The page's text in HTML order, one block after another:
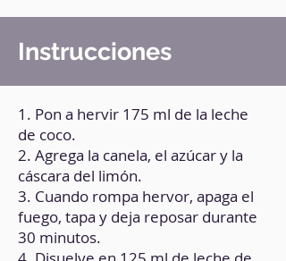
Instrucciones
1. Pon a hervir 175 ml de la leche
de coco.
2. Agrega la canela, el azúcar y la
cáscara del limón.
3. Cuando rompa hervor, apaga el
fuego, tapa y deja reposar durante
30 minutos.